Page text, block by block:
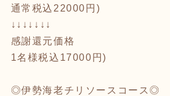
通常税込22000円)
↓↓↓↓↓↓↓
感謝還元価格
1名様税込17000円)
◎伊勢海老チリソースコース◎